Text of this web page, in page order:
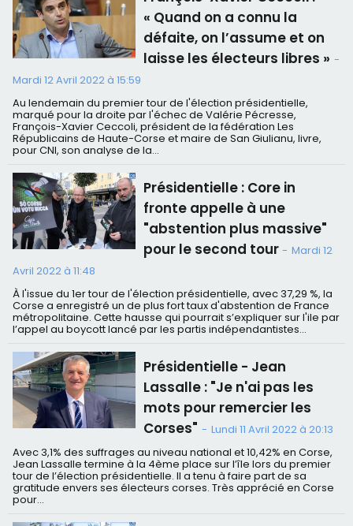
« Quand on a connu la
défaite, on l’assume et on
laisse les électeurs libres » -
Mardi 12 Avril 2022 à 15:59
Au lendemain du premier tour de l'élection présidentielle,
marqué pour la droite par l'échec de Valérie Pécresse,
François-Xavier Ceccoli, président de la fédération Les
Républicains de Haute-Corse et maire de San Giulianu, livre,
pour CNI, son analyse de la...
Présidentielle : Core in
fronte appelle à une
"abstention plus massive"
pour le second tour- Mardi 12
Avril 2022 à 11:48
À l'issue du 1er tour de l'élection présidentielle, avec 37,29 %, la
Corse a enregistré un de plus fort taux d'abstention de France
métropolitaine. Cette hausse qui pourrait s’expliquer sur l'ile par
l’appel au boycott lancé par les partis indépendantistes...
Présidentielle - Jean
Lassalle : "Je n'ai pas les
mots pour remercier les
Corses" - Lundi 11 Avril 2022 à 20:13
Avec 3,1% des suffrages au niveau national et 10,42% en Corse,
Jean Lassalle termine à la 4ème place sur l’île lors du premier
tour de l’élection présidentielle. Il a tenu à faire part de sa
gratitude envers ses électeurs corses. Très apprécié en Corse
pour...